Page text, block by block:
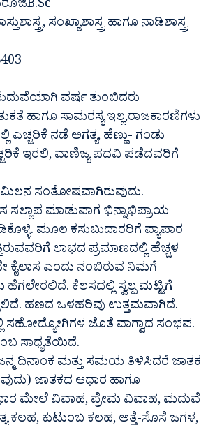
ಸಂಖ್ಯಾಶಾಸ್ತ್ರ ಹಾಗೂ ನಾಡಿಶಾಸ್ತ್ರ
ವರ್ಷ ತುಂಬಿದರು
ಹಾಗೂ ಸಾಮರಸ್ಯ ಇಲ್ಲ,ರಾಜಕಾರಣಿಗಳು
ಎಚ್ಚರಿಕೆ ನಡೆ ಅಗತ್ಯ, ಹೆಣ್ಣು- ಗಂಡು
ಇರಲಿ, ವಾಣಿಜ್ಯ ಪದವಿ ಪಡೆದವರಿಗೆ
ಸಂತೋಷವಾಗಿರುವುದು.
ಸಲ್ಲಾಪ ಮಾಡುವಾಗ ಭಿನ್ನಾಭಿಪ್ರಾಯ
ಮೂಲ ಕಸುಬುದಾರರಿಗೆ ವ್ಯಾಪಾರ-
ಲಾಭದ ಪ್ರಮಾಣದಲ್ಲಿ ಹೆಚ್ಚಳ
ಕೈಲಾಸ ಎಂದು ನಂಬಿರುವ ನಿಮಗೆ
ಹೆಗಲೇರಲಿದೆ. ಕೆಲಸದಲ್ಲಿ ಸ್ವಲ್ಪ ಮಟ್ಟಿಗೆ
ಹಣದ ಒಳಹರಿವು ಉತ್ತಮವಾಗಿದೆ.
ಸಹೋದ್ಯೋಗಿಗಳ ಜೊತೆ ವಾಗ್ವಾದ ಸಂಭವ.
ಸಾಧ್ಯತೆಯಿದೆ.
ದಿನಾಂಕ ಮತ್ತು ಸಮಯ ತಿಳಿಸಿದರೆ ಜಾತಕ
ಜಾತಕದ ಆಧಾರ ಹಾಗೂ
ಮೇಲೆ ವಿವಾಹ, ಪ್ರೇಮ ವಿವಾಹ, ಮದುವೆ
ಕಲಹ, ಕುಟುಂಬ ಕಲಹ, ಅತ್ತೆ-ಸೊಸೆ ಜಗಳ,